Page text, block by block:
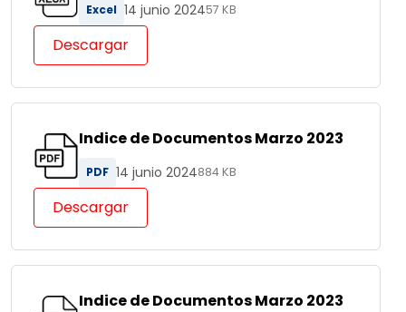
Excel 14 junio 202457 KB
Descargar
Indice de Documentos Marzo 2023
PDF 14 junio 2024884 KB
Descargar
Indice de Documentos Marzo 2023